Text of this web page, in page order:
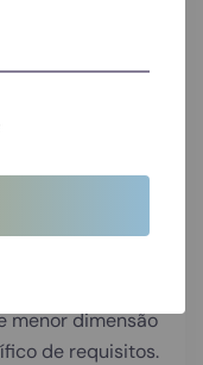
IRC em
e o que
menor dimensão
de requisitos.